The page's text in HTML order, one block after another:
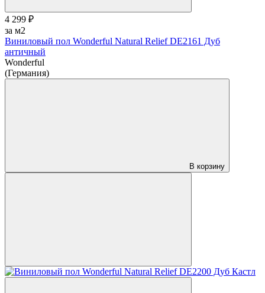
4 299 ₽
за м2
Виниловый пол Wonderful Natural Relief DE2161 Дуб
античный
Wonderful
(Германия)
В корзину